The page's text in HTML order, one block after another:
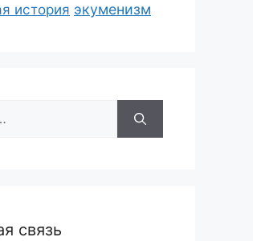
история экуменизм
связь